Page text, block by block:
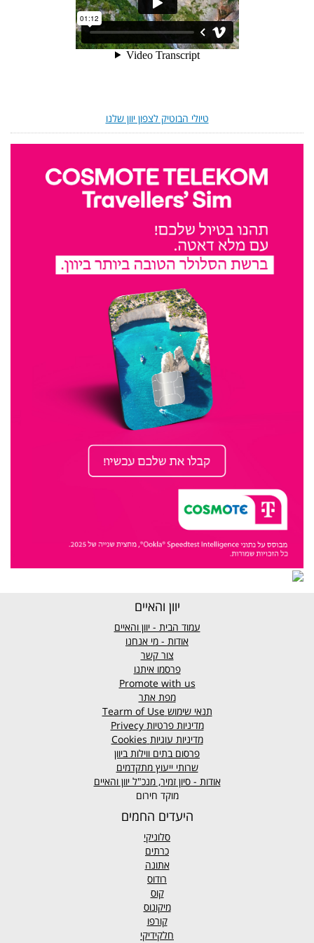
טיולי הבוטיק לצפון יוון שלנו
יוון והאיים
עמוד הבית - יוון והאיים
אודות - מי אנחנו
צור קשר
פרסמו איתנו
Promote with us
מפת אתר
תנאי שימוש
מדיניות פרטיות Privecy
מדיניות עוגיות Cookies
פרסום בתים ווילות ביוון
שרותי ייעוץ מתקדמים
אודות - סיון זמיר, מנכ"ל יוון והאיים
מוקד חירום
היעדים החמים
סלוניקי
כרתים
אתונה
רודוס
קוס
מיקונוס
קורפו
חלקידיקי